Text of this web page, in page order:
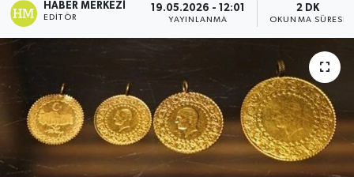
HABER MERKEZI
EDITÖR
19.05.2026 - 12:01
YAYINLANMA
2 DK
OKUNMA SÜRESI
EĞİTİM
EKONOMİ